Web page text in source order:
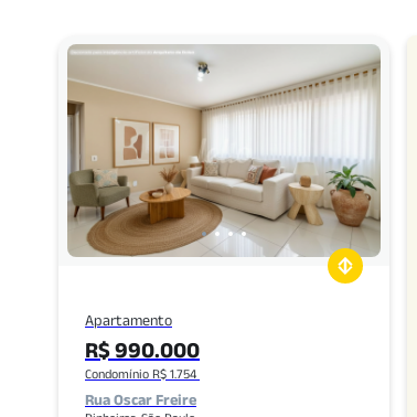
Apartamento
R$ 990.000
Condomínio R$ 1.754
Rua Oscar Freire